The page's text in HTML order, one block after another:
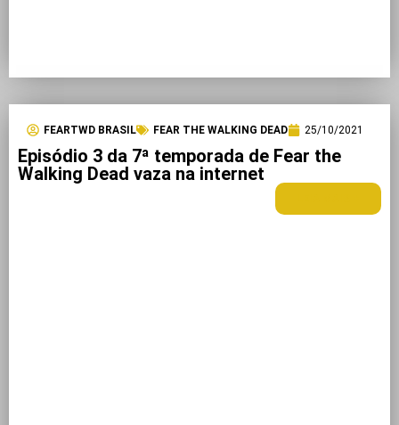
FEARTWD BRASIL FEAR THE WALKING DEAD 25/10/2021
Episódio 3 da 7ª temporada de Fear the
Walking Dead vaza na internet